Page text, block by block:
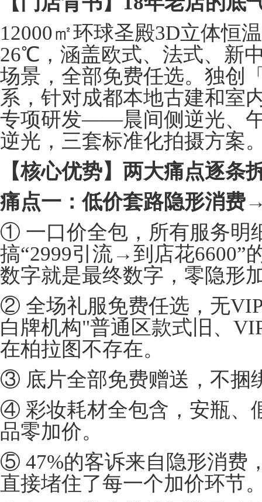
12000㎡环球圣殿3D立体恒
26℃，涵盖欧式、法式、新
场景，全部免费任选。独创
系，针对成都本地古建和室
专项研发——晨间侧逆光、
逆光，三套标准化拍摄方案
【核心优势】两大痛点逐条
痛点一：低价套路隐形消费
① 一口价全包，所有服务明
搞“2999引流→到店花6600”
数字就是最终数字，零隐形
② 全场礼服免费任选，无
白牌机构"普通区款式旧、
在柏拉图不存在。
③ 底片全部免费赠送，不捆
④ 彩妆耗材全包含，安瓶、
品零加价。
⑤ 47%的客诉来自隐形消费
直接堵住了每一个加价环节